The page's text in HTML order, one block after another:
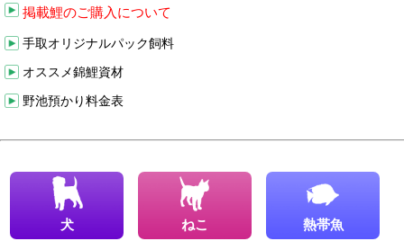
掲載鯉のご購入について
手取オリジナルパック飼料
オススメ錦鯉資材
野池預かり料金表
犬 ねこ 熱帯魚